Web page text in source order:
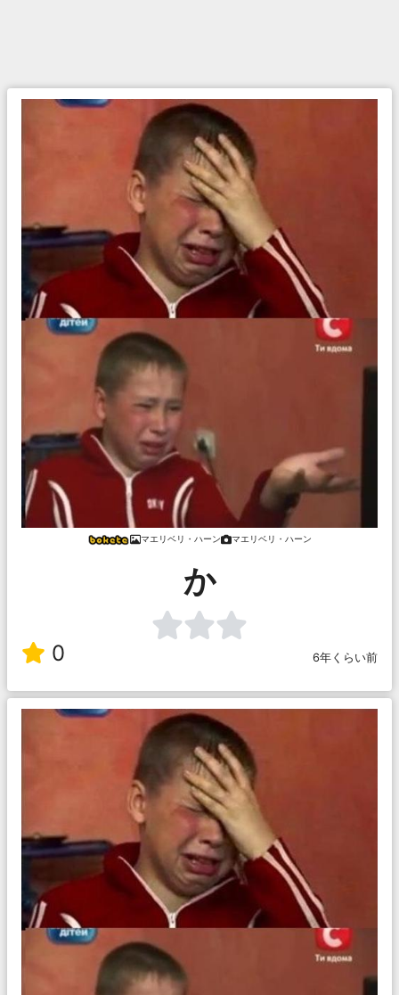
マエリベリ・ハーン マエリベリ・ハーン
か
0 6年くらい前